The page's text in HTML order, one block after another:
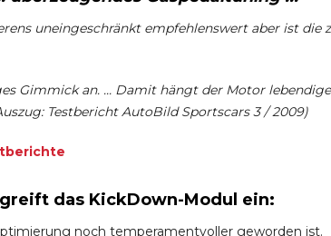
uneingeschränkt empfehlenswert aber ist
Gimmick an. ... Damit hängt der Motor
Testbericht AutoBild Sportscars 3 / 2009)
das KickDown-Modul ein:
noch temperamentvoller geworden ist.